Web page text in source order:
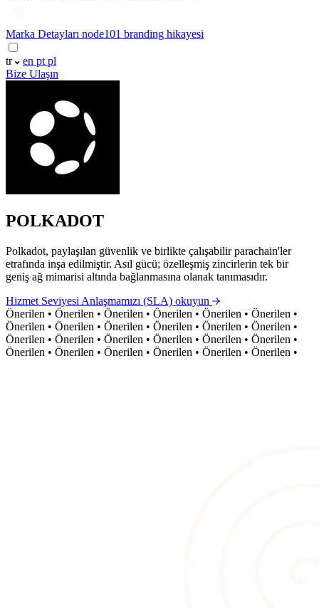
Marka Detayları node101 branding hikayesi
tr en pt pl
Bize Ulaşın
POLKADOT
Polkadot, paylaşılan güvenlik ve birlikte çalışabilir parachain'ler
etrafında inşa edilmiştir. Asıl gücü; özelleşmiş zincirlerin tek bir
geniş ağ mimarisi altında bağlanmasına olanak tanımasıdır.
Hizmet Seviyesi Anlaşmamızı (SLA) okuyun
Önerilen • Önerilen • Önerilen • Önerilen • Önerilen • Önerilen •
Önerilen • Önerilen • Önerilen • Önerilen • Önerilen • Önerilen •
Önerilen • Önerilen • Önerilen • Önerilen • Önerilen • Önerilen •
Önerilen • Önerilen • Önerilen • Önerilen • Önerilen • Önerilen •